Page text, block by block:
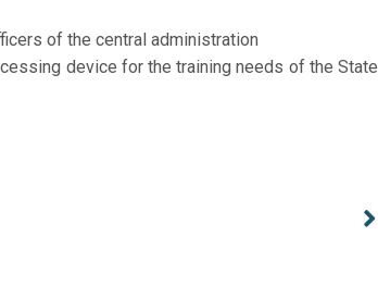
of the central administration
device for the training needs of the State